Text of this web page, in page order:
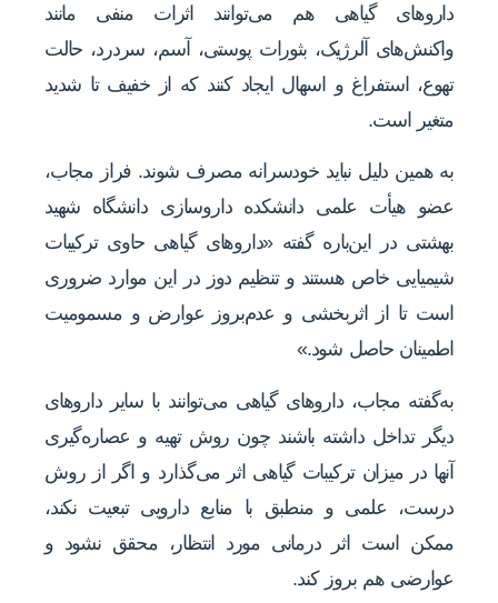
داروهای گیاهی هم می‌توانند اثرات منفی مانند
واکنش‌های آلرژیک، بثورات پوستی، آسم، سردرد، حالت
تهوع، استفراغ و اسهال ایجاد کنند که از خفیف تا شدید
متغیر است.
به همین دلیل نباید خودسرانه مصرف شوند. فراز مجاب،
عضو هیأت علمی دانشکده داروسازی دانشگاه شهید
بهشتی در این‌باره گفته «داروهای گیاهی حاوی ترکیبات
شیمیایی خاص هستند و تنظیم دوز در این موارد ضروری
است تا از اثربخشی و عدم‌بروز عوارض و مسمومیت
اطمینان حاصل شود.»
به‌گفته مجاب، داروهای گیاهی می‌توانند با سایر داروهای
دیگر تداخل داشته باشند چون روش تهیه و عصاره‌گیری
آنها در میزان ترکیبات گیاهی اثر می‌گذارد و اگر از روش
درست، علمی و منطبق با منابع دارویی تبعیت نکند،
ممکن است اثر درمانی مورد انتظار، محقق نشود و
عوارضی هم بروز کند.